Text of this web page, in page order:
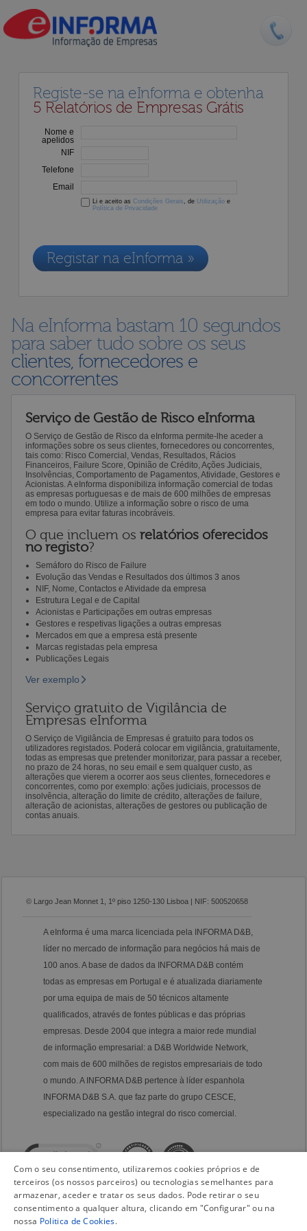
Registe-se na eInforma e obtenha
5 Relatórios de Empresas Grátis
Nome e
apelidos
NIF
Telefone
Email
Li e aceito as Condições Gerais , de Utilização e
Política de Privacidade
Registar na eInforma »
Na eInforma bastam 10 segundos
para saber tudo sobre os seus
clientes, fornecedores e
concorrentes
Serviço de Gestão de Risco eInforma
O Serviço de Gestão de Risco da eInforma permite-lhe aceder a
informações sobre os seus clientes, fornecedores ou concorrentes,
tais como: Risco Comercial, Vendas, Resultados, Rácios
Financeiros, Failure Score, Opinião de Crédito, Ações Judiciais,
Insolvências, Comportamento de Pagamentos, Atividade, Gestores e
Acionistas. A eInforma disponibiliza informação comercial de todas
as empresas portuguesas e de mais de 600 milhões de empresas
em todo o mundo. Utilize a informação sobre o risco de uma
empresa para evitar faturas incobráveis.
O que incluem os relatórios oferecidos
no registo?
Semáforo do Risco de Failure
Evolução das Vendas e Resultados dos últimos 3 anos
NIF, Nome, Contactos e Atividade da empresa
Estrutura Legal e de Capital
Acionistas e Participações em outras empresas
Gestores e respetivas ligações a outras empresas
Mercados em que a empresa está presente
Marcas registadas pela empresa
Publicações Legais
Ver exemplo
Serviço gratuito de Vigilância de
Empresas eInforma
O Serviço de Vigilância de Empresas é gratuito para todos os
utilizadores registados. Poderá colocar em vigilância, gratuitamente,
todas as empresas que pretender monitorizar, para passar a receber,
no prazo de 24 horas, no seu email e sem qualquer custo, as
alterações que vierem a ocorrer aos seus clientes, fornecedores e
concorrentes, como por exemplo: ações judiciais, processos de
insolvência, alteração do limite de crédito, alterações de failure,
alteração de acionistas, alterações de gestores ou publicação de
contas anuais.
© Largo Jean Monnet 1, 1º piso 1250-130 Lisboa | NIF: 500520658
A eInforma é uma marca licenciada pela INFORMA D&B,
líder no mercado de informação para negócios há mais de
100 anos. A base de dados da INFORMA D&B contém
todas as empresas em Portugal e é atualizada diariamente
por uma equipa de mais de 50 técnicos altamente
qualificados, através de fontes públicas e das próprias
empresas. Desde 2004 que integra a maior rede mundial
de informação empresarial: a D&B Worldwide Network,
com mais de 600 milhões de registos empresariais de todo
o mundo. A INFORMA D&B pertence à líder espanhola
INFORMA D&B S.A. que faz parte do grupo CESCE,
especializado na gestão integral do risco comercial.
Com o seu consentimento, utilizaremos cookies próprios e de
terceiros (os nossos parceiros) ou tecnologias semelhantes para
armazenar, aceder e tratar os seus dados. Pode retirar o seu
consentimento a qualquer altura, clicando em "Configurar" ou na
nossa Politica de Cookies.